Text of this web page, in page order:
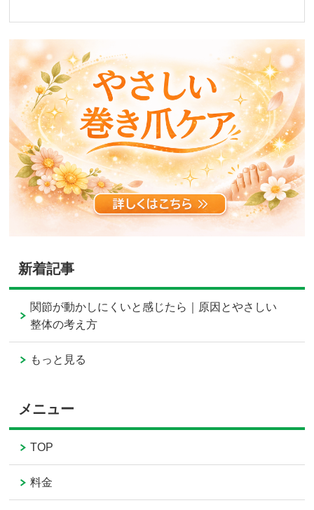
新着記事
関節が動かしにくいと感じたら｜原因とやさしい
整体の考え方
もっと見る
メニュー
TOP
料金